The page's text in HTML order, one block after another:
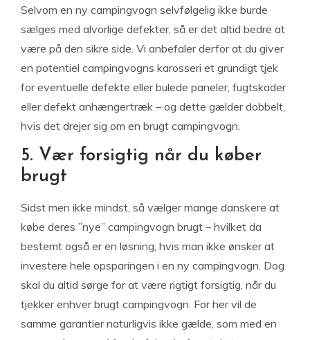
Selvom en ny campingvogn selvfølgelig ikke burde
sælges med alvorlige defekter, så er det altid bedre at
være på den sikre side. Vi anbefaler derfor at du giver
en potentiel campingvogns karosseri et grundigt tjek
for eventuelle defekte eller bulede paneler, fugtskader
eller defekt anhængertræk – og dette gælder dobbelt,
hvis det drejer sig om en brugt campingvogn.
5. Vær forsigtig når du køber
brugt
Sidst men ikke mindst, så vælger mange danskere at
købe deres ”nye” campingvogn brugt – hvilket da
bestemt også er en løsning, hvis man ikke ønsker at
investere hele opsparingen i en ny campingvogn. Dog
skal du altid sørge for at være rigtigt forsigtig, når du
tjekker enhver brugt campingvogn. For her vil de
samme garantier naturligvis ikke gælde, som med en